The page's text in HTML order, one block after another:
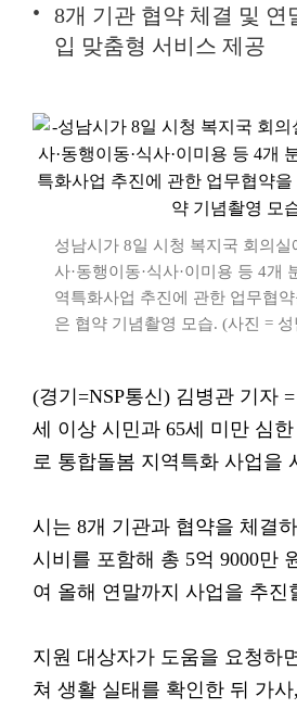
8개 기관 협약 체결 및 연
입 맞춤형 서비스 제공
성남시가 8일 시청 복지국 회의
사·동행이동·식사·이미용 등 4개
역특화사업 추진에 관한 업무협약
은 협약 기념촬영 모습. (사진 =
(경기=NSP통신) 김병관 기자
세 이상 시민과 65세 미만 심
로 통합돌봄 지역특화 사업을
시는 8개 기관과 협약을 체결
시비를 포함해 총 5억 9000만
여 올해 연말까지 사업을 추진
지원 대상자가 도움을 요청하
쳐 생활 실태를 확인한 뒤 가